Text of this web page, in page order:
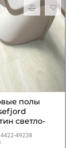
полы
светло-
49238